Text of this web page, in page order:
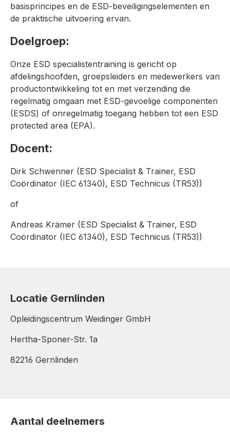
basisprincipes en de ESD-beveiligingselementen en
de praktische uitvoering ervan.
Doelgroep:
Onze ESD specialistentraining is gericht op
afdelingshoofden, groepsleiders en medewerkers van
productontwikkeling tot en met verzending die
regelmatig omgaan met ESD-gevoelige componenten
(ESDS) of onregelmatig toegang hebben tot een ESD
protected area (EPA).
Docent:
Dirk Schwenner (ESD Specialist & Trainer, ESD
Coördinator (IEC 61340), ESD Technicus (TR53))
of
Andreas Krämer (ESD Specialist & Trainer, ESD
Coördinator (IEC 61340), ESD Technicus (TR53))
Locatie Gernlinden
Opleidingscentrum Weidinger GmbH
Hertha-Sponer-Str. 1a
82216 Gernlinden
Aantal deelnemers